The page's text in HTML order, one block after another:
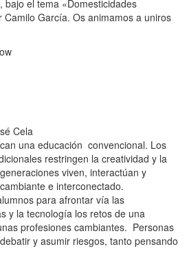
bajo el tema «Domesticidades
Camilo García. Os animamos a uniros
una educación convencional. Los
restringen la creatividad y la
viven, interactúan y
e interconectado.
para afrontar vía las
y la tecnología los retos de una
profesiones cambiantes. Personas
y asumir riesgos, tanto pensando